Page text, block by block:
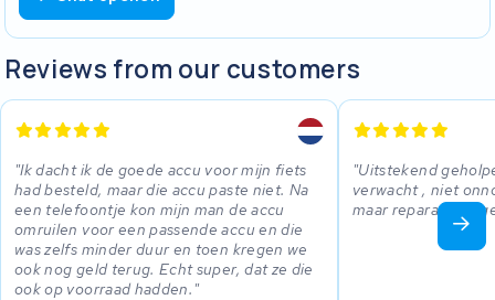
Reviews from our customers
Ik dacht ik de goede accu voor mijn fiets
had besteld, maar die accu paste niet. Na
een telefoontje kon mijn man de accu
omruilen voor een passende accu en die
was zelfs minder duur en toen kregen we
ook nog geld terug. Echt super, dat ze die
ook op voorraad hadden.
Uitstekend
verwacht , niet
maar reparatie